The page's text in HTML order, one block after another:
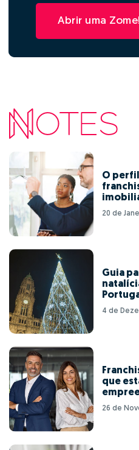
Abrir uma Zome!
O perfil
20 de
Guia
4 de
que
26 de